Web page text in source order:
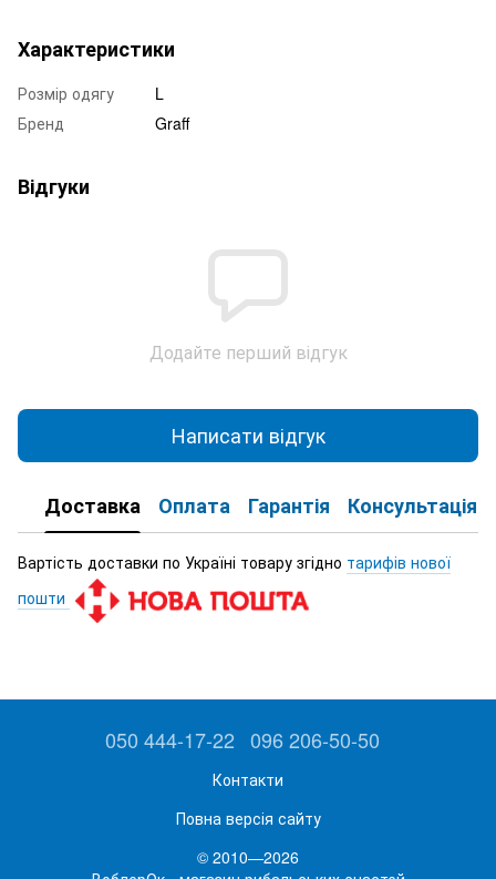
Характеристики
Розмір одягу
L
Бренд
Graff
Відгуки
Додайте перший відгук
Написати відгук
Доставка Оплата Гарантія Консультація
Вартість доставки по Україні товару згідно тарифів нової
пошти
050 444-17-22 096 206-50-50
Контакти
Повна версія сайту
© 2010—2026